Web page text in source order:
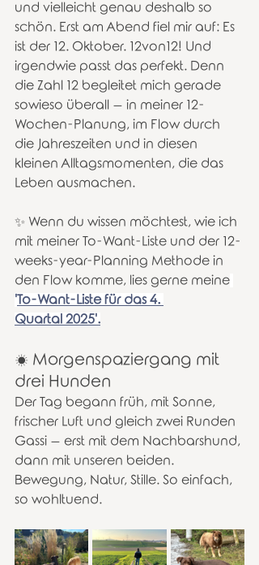
und vielleicht genau deshalb so
schön. Erst am Abend fiel mir auf: Es
ist der 12. Oktober. 12von12! Und
irgendwie passt das perfekt. Denn
die Zahl 12 begleitet mich gerade
sowieso überall – in meiner 12-
Wochen-Planung, im Flow durch
die Jahreszeiten und in diesen
kleinen Alltagsmomenten, die das
Leben ausmachen.
✨ Wenn du wissen möchtest, wie ich
mit meiner To-Want-Liste und der 12-
weeks-year-Planning Methode in
den Flow komme, lies gerne meine
'To-Want-Liste für das 4.
Quartal 2025'.
☀️ Morgenspaziergang mit
drei Hunden
Der Tag begann früh, mit Sonne,
frischer Luft und gleich zwei Runden
Gassi – erst mit dem Nachbarshund,
dann mit unseren beiden.
Bewegung, Natur, Stille. So einfach,
so wohltuend.